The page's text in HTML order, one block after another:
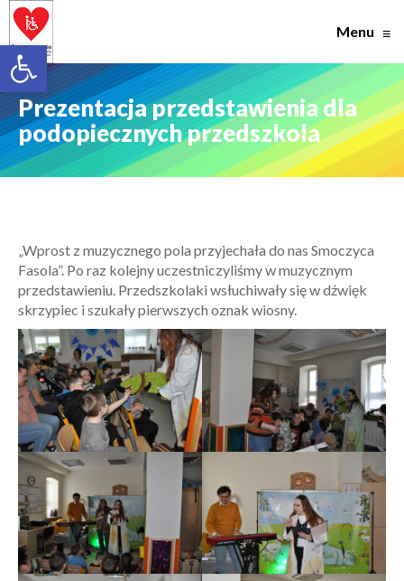
Open toolbar
Menu ≡
Prezentacja przedstawienia dla
podopiecznych przedszkola
„Wprost z muzycznego pola przyjechała do nas Smoczyca
Fasola”. Po raz kolejny uczestniczyliśmy w muzycznym
przedstawieniu. Przedszkolaki wsłuchiwały się w dźwięk
skrzypiec i szukały pierwszych oznak wiosny.